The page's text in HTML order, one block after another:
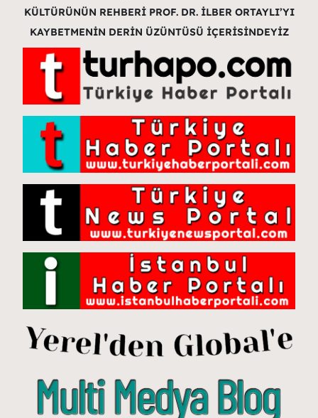
KÜLTÜRÜNÜN REHBERİ PROF. DR. İLBER ORTAYLI’YI
KAYBETMENİN DERİN ÜZÜNTÜSÜ İÇERİSİNDEYİZ